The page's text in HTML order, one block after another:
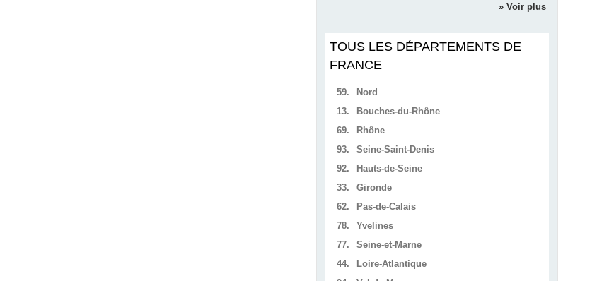
» Voir plus
TOUS LES DÉPARTEMENTS DE
FRANCE
59.
Nord
13.
Bouches-du-Rhône
69.
Rhône
93.
Seine-Saint-Denis
92.
Hauts-de-Seine
33.
Gironde
62.
Pas-de-Calais
78.
Yvelines
77.
Seine-et-Marne
44.
Loire-Atlantique